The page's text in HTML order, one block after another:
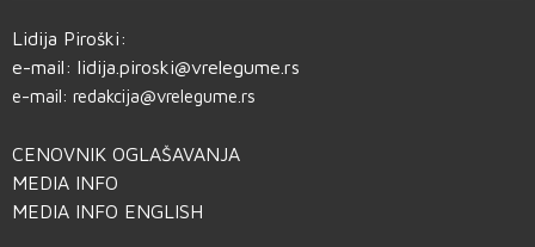
Lidija Piroški:
e-mail: lidija.piroski@vrelegume.rs
e-mail: redakcija@vrelegume.rs
CENOVNIK OGLAŠAVANJA
MEDIA INFO
MEDIA INFO ENGLISH